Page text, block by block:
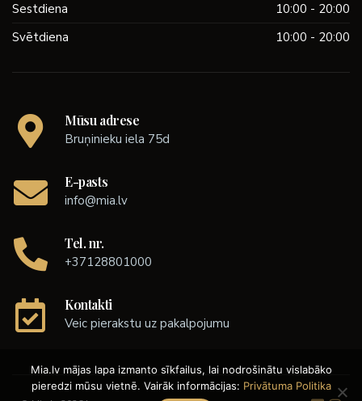
Sestdiena
10:00 - 20:00
Svētdiena
10:00 - 20:00
Mūsu adrese
Bruņinieku iela 75d
E-pasts
info@mia.lv
Tel. nr.
+37128801000
Kontakti
Veic pierakstu uz pakalpojumu
Mia.lv mājas lapa izmanto sīkfailus, lai nodrošinātu vislabāko
pieredzi mūsu vietnē. Vairāk informācijas: Privātuma Politika